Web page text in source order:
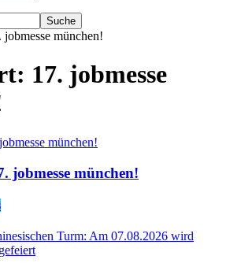
jobmesse münchen!
17. jobmesse
jobmesse münchen!